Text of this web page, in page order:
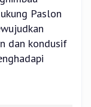
Paslon
dan kondusif